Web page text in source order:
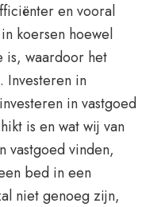
en vooral
koersen hoewel
is, waardoor het
Investeren in
in vastgoed
is en wat wij van
vastgoed vinden,
bed in een
niet genoeg zijn,